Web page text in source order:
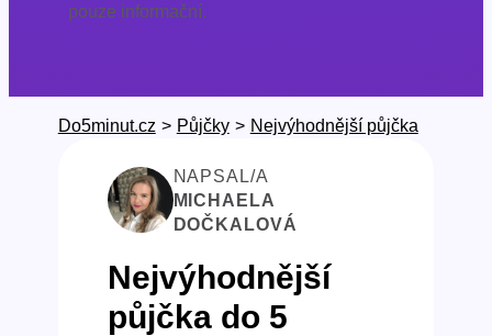
pouze informační.
Do5minut.cz > Půjčky > Nejvýhodnější půjčka
NAPSAL/A
MICHAELA
DOČKALOVÁ
Nejvýhodnější
půjčka do 5